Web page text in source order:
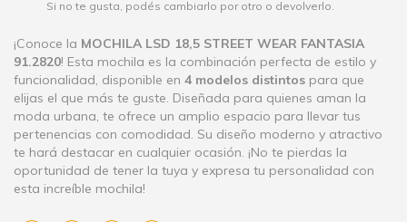
Si no te gusta, podés cambiarlo por otro o devolverlo.
¡Conoce la MOCHILA LSD 18,5 STREET WEAR FANTASIA
91.2820! Esta mochila es la combinación perfecta de estilo y
funcionalidad, disponible en 4 modelos distintos para que
elijas el que más te guste. Diseñada para quienes aman la
moda urbana, te ofrece un amplio espacio para llevar tus
pertenencias con comodidad. Su diseño moderno y atractivo
te hará destacar en cualquier ocasión. ¡No te pierdas la
oportunidad de tener la tuya y expresa tu personalidad con
esta increíble mochila!